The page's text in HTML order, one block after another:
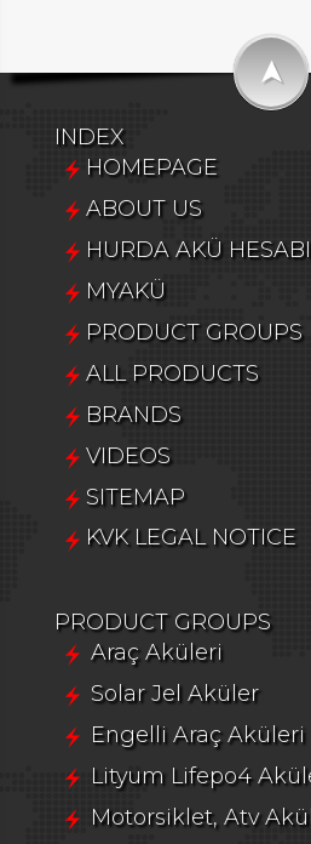
➤
INDEX
HOMEPAGE
ABOUT US
HURDA AKÜ
MYAKÜ
PRODUCT GROUPS
ALL PRODUCTS
BRANDS
VIDEOS
SITEMAP
KVK LEGAL NOTICE
PRODUCT GROUPS
Araç Aküleri
Solar Jel Aküler
Engelli Araç Aküleri
Lityum Lifepo4
Motorsiklet, Atv